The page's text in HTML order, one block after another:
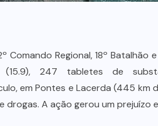
Comando Regional, 18º
(15.9), 247 tabletes de
em Pontes e Lacerda (445 km
A ação gerou um prejuízo